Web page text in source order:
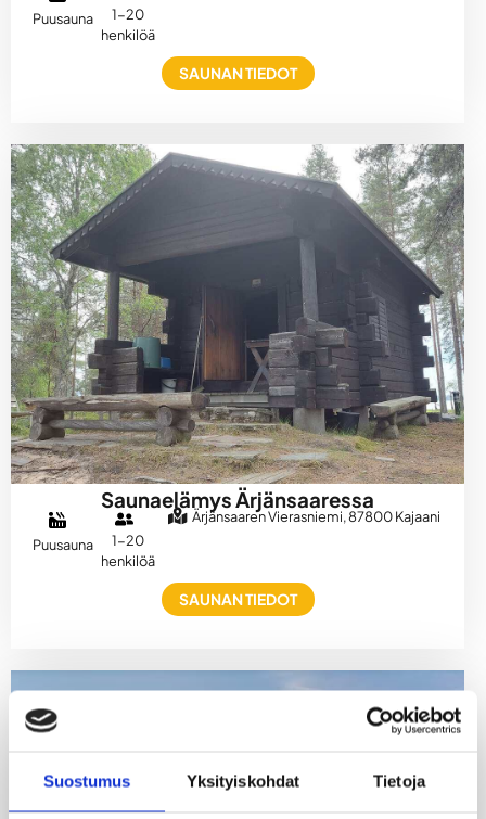
Suostumus Yksityiskohdat Tietoja
Puusauna
1-20
henkilöä
SAUNAN TIEDOT
Saunaelämys Ärjänsaaressa
Puusauna
1-20
henkilöä
Ärjänsaaren Vierasniemi, 87800 Kajaani
SAUNAN TIEDOT